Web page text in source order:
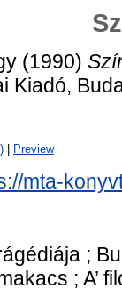
(1990)
Kiadó,
Preview
mta-
;
; A’